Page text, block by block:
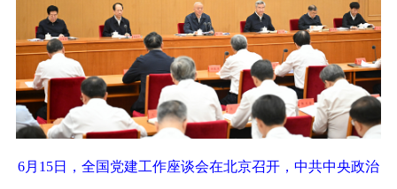
6月15日，全国党建工作座谈会在北京召开，中共中央政治